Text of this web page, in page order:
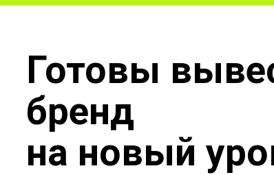
Готовы
бренд
на новый